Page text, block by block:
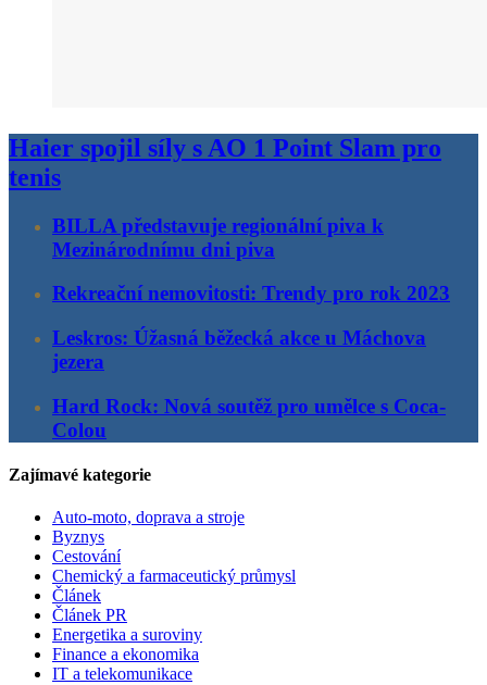
Haier spojil síly s AO 1 Point Slam pro
tenis
BILLA představuje regionální piva k
Mezinárodnímu dni piva
Rekreační nemovitosti: Trendy pro rok 2023
Leskros: Úžasná běžecká akce u Máchova
jezera
Hard Rock: Nová soutěž pro umělce s Coca-
Colou
Zajímavé kategorie
Auto-moto, doprava a stroje
Byznys
Cestování
Chemický a farmaceutický průmysl
Článek
Článek PR
Energetika a suroviny
Finance a ekonomika
IT a telekomunikace